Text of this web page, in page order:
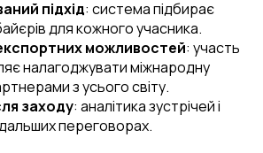
підхід: система підбирає
для кожного учасника.
можливостей: участь
налагоджувати міжнародну
з усього світу.
заходу: аналітика зустрічей і
переговорах.